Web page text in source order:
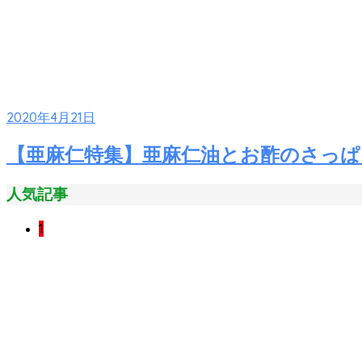
2020年4月21日
【亜麻仁特集】亜麻仁油とお酢のさっ
人気記事
1